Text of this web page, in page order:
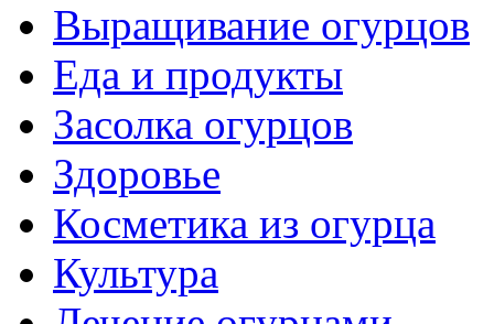
Выращивание огурцов
Еда и продукты
Засолка огурцов
Здоровье
Косметика из огурца
Культура